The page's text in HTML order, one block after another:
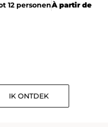
12 personenÀ partir de
IK ONTDEK